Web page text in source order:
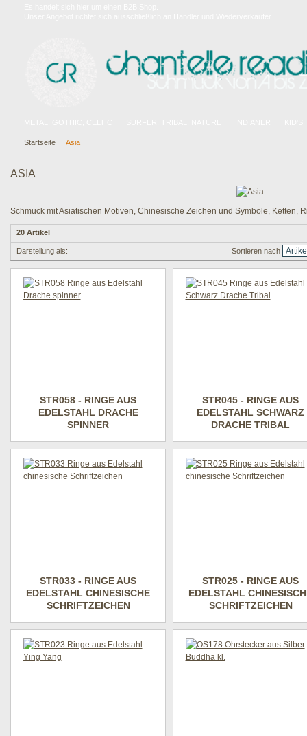
Startseite Asia
ASIA
Schmuck mit Asiatischen Motiven, Chinesische Zeichen und Symbole, Ketten,
20 Artikel
Darstellung als: Sortieren nach
STR058 - RINGE AUS
EDELSTAHL DRACHE
SPINNER
STR045 - RINGE AUS
EDELSTAHL SCHWARZ
DRACHE TRIBAL
STR033 - RINGE AUS
EDELSTAHL CHINESISCHE
SCHRIFTZEICHEN
STR025 - RINGE AUS
EDELSTAHL
SCHRIFTZEICHEN